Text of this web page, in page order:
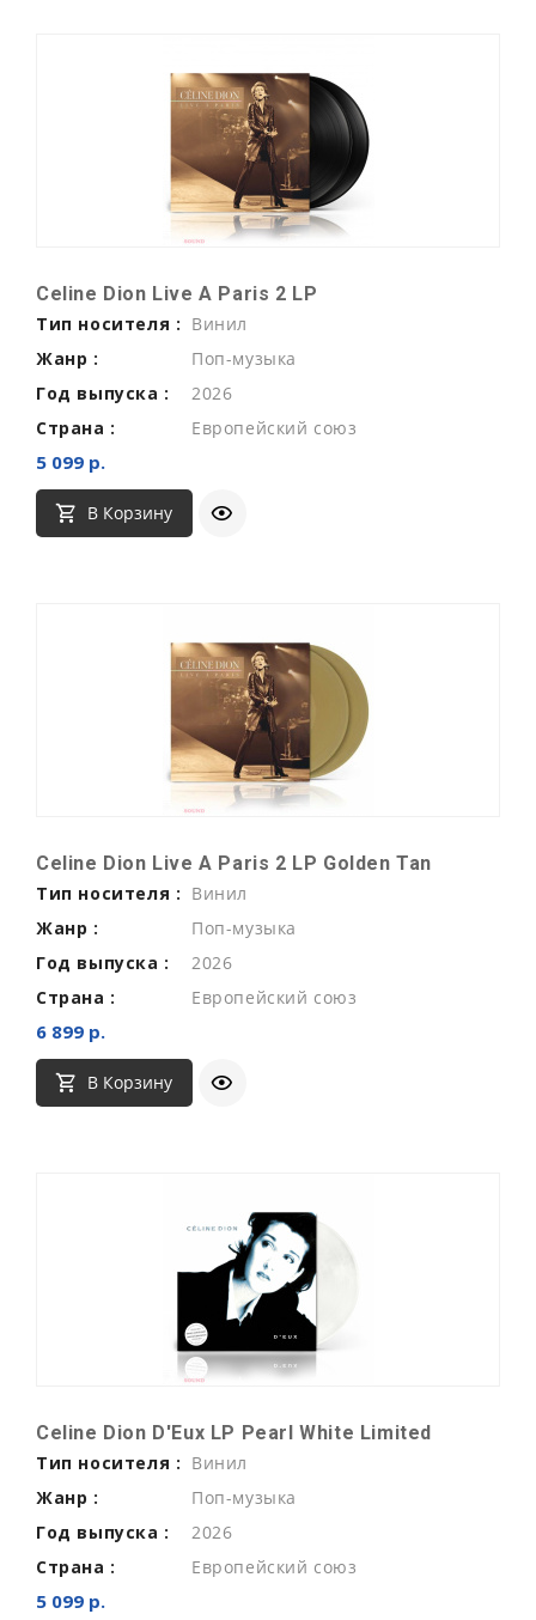
Celine Dion Live A Paris 2 LP
Тип носителя : Винил
Жанр :
Поп-музыка
Год выпуска :
2026
Страна :
Европейский союз
5 099 р.
В Корзину
Celine Dion Live A Paris 2 LP Golden Tan
Тип носителя : Винил
Жанр :
Поп-музыка
Год выпуска :
2026
Страна :
Европейский союз
6 899 р.
В Корзину
Celine Dion D'Eux LP Pearl White Limited
Тип носителя : Винил
Жанр :
Поп-музыка
Год выпуска :
2026
Страна :
Европейский союз
5 099 р.